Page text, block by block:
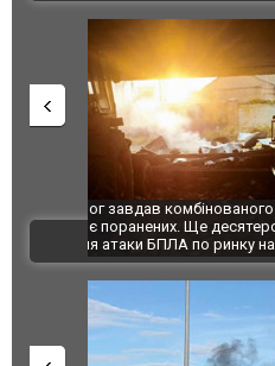
За 2000 кілометрів від
Єкатеринбурзі після
склад Wildberries. ФОТО.